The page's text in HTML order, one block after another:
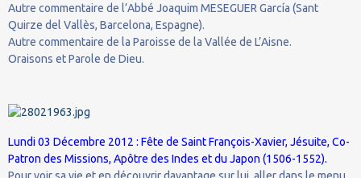
Autre commentaire de l’Abbé Joaquim MESEGUER García (Sant
Quirze del Vallès, Barcelona, Espagne).
Autre commentaire de la Paroisse de la Vallée de L’Aisne.
Oraisons et Parole de Dieu.
Lundi 03 Décembre 2012 : Fête de Saint François-Xavier, Jésuite, Co-
Patron des Missions, Apôtre des Indes et du Japon (1506-1552).
Pour voir sa vie et en découvrir davantage sur lui, aller dans le menu